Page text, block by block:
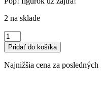
2 na sklade
množstvo
Funko
POP!
Retro
Toys
Pridať do košíka
Najnižšia cena za posledných